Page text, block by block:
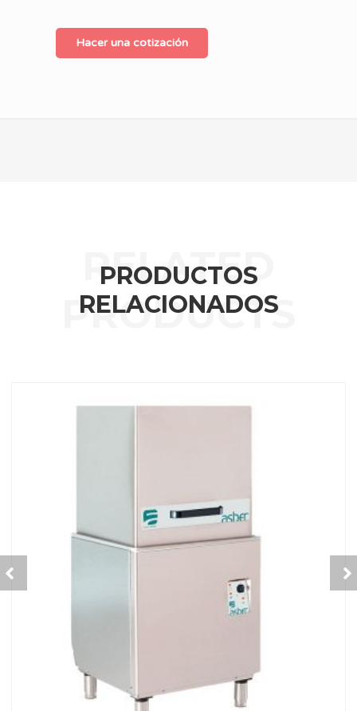
Hacer una cotización
PRODUCTOS
RELACIONADOS